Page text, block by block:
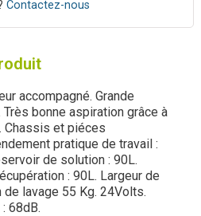
Contactez-nous
accompagné. Grande
bonne aspiration grâce à
Chassis et piéces
pratique de travail :
de solution : 90L.
: 90L. Largeur de
lavage 55 Kg. 24Volts.
68dB.